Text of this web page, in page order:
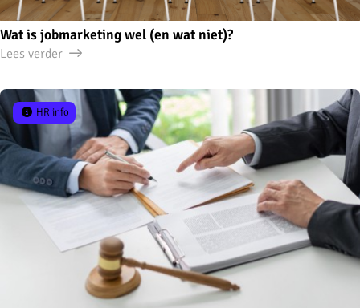
Wat is jobmarketing wel (en wat niet)?
Lees verder
HR info